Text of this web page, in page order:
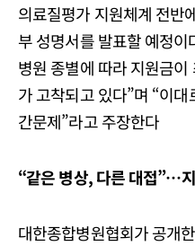
의료질평가 지원체계 전반
부 성명서를 발표할 예정
병원 종별에 따라 지원금
가 고착되고 있다”며 “이
간문제”라고 주장한다
“같은 병상, 다른 대접”…
대한종합병원협회가 공개